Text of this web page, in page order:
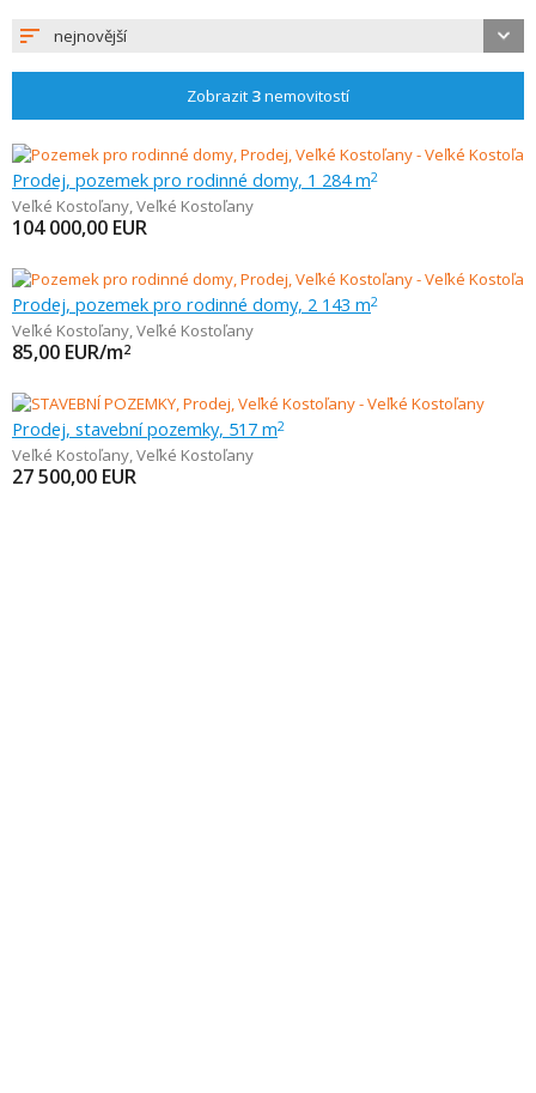
nejnovější
Zobrazit 3nemovitostí
Prodej, pozemek pro rodinné domy, 1 284 m2
Veľké Kostoľany,Veľké Kostoľany
104 000,00 EUR
Prodej, pozemek pro rodinné domy, 2 143 m2
Veľké Kostoľany,Veľké Kostoľany
85,00 EUR/m2
Prodej, stavební pozemky, 517 m2
Veľké Kostoľany,Veľké Kostoľany
27 500,00 EUR